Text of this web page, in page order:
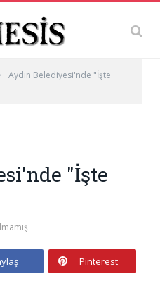
Aydın Belediyesi'nde "İşte
"İşte
Pinterest